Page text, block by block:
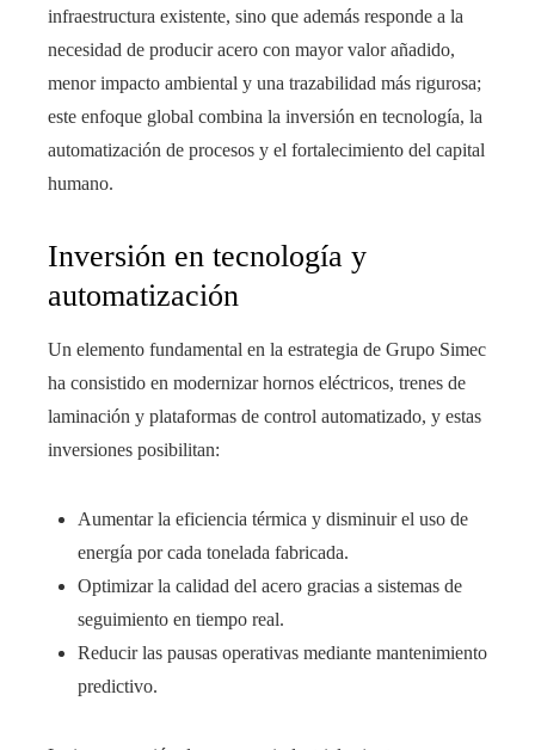
infraestructura existente, sino que además responde a la
necesidad de producir acero con mayor valor añadido,
menor impacto ambiental y una trazabilidad más rigurosa;
este enfoque global combina la inversión en tecnología, la
automatización de procesos y el fortalecimiento del capital
humano.
Inversión en tecnología y
automatización
Un elemento fundamental en la estrategia de Grupo Simec
ha consistido en modernizar hornos eléctricos, trenes de
laminación y plataformas de control automatizado, y estas
inversiones posibilitan:
Aumentar la eficiencia térmica y disminuir el uso de
energía por cada tonelada fabricada.
Optimizar la calidad del acero gracias a sistemas de
seguimiento en tiempo real.
Reducir las pausas operativas mediante mantenimiento
predictivo.